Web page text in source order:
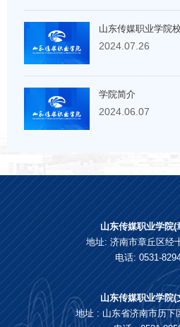
山东传媒职业学院
2024.07.26
学院简介
2024.06.07
山东传媒职业学院(
地址: 济南市章丘区经
电话: 0531-
山东传媒职业学院(
地址 : 山东省济南市历下